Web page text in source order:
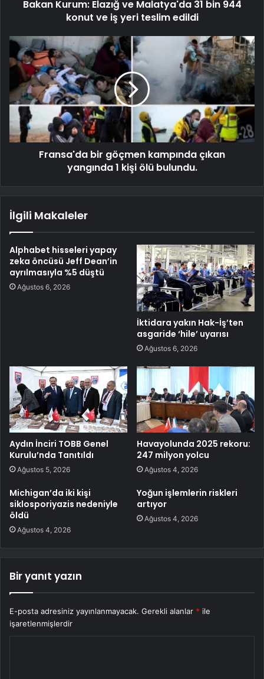
Bakan Kurum: Elazığ ve Malatya'da 31 bin 944
konut ve iş yeri teslim edildi
Fransa'da bir göçmen kampında çıkan
yangında 1 kişi ölü bulundu.
İlgili Makaleler
Alphabet hisseleri yapay
zeka öncüsü Jeff Dean’in
ayrılmasıyla %5 düştü
Ağustos 6, 2026
İktidara yakın Hak-İş’ten
asgaride ‘hile’ uyarısı
Ağustos 6, 2026
Aydın İnciri TOBB Genel
Kurulu’nda Tanıtıldı
Ağustos 5, 2026
Havayolunda 2025 rekoru:
247 milyon yolcu
Ağustos 4, 2026
Michigan’da iki kişi
siklosporiyazis nedeniyle
öldü
Ağustos 4, 2026
Yoğun işlemlerin riskleri
artıyor
Ağustos 4, 2026
Bir yanıt yazın
E-posta adresiniz yayınlanmayacak. Gerekli alanlar * ile
işaretlenmişlerdir